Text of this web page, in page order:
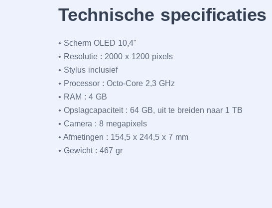
Technische specificaties
• Scherm OLED 10,4"
• Resolutie : 2000 x 1200 pixels
• Stylus inclusief
• Processor : Octo-Core 2,3 GHz
• RAM : 4 GB
• Opslagcapaciteit : 64 GB, uit te breiden naar 1 TB
• Camera : 8 megapixels
• Afmetingen : 154,5 x 244,5 x 7 mm
• Gewicht : 467 gr